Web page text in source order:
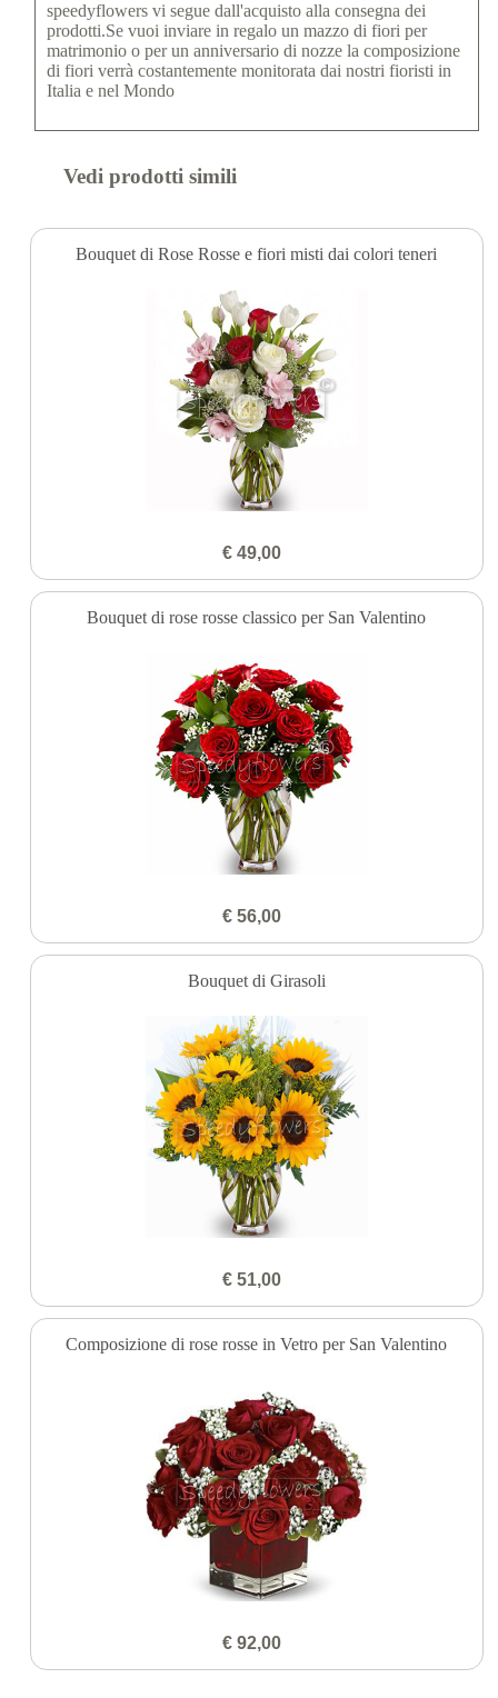
speedyflowers vi segue dall'acquisto alla consegna dei
prodotti.Se vuoi inviare in regalo un mazzo di fiori per
matrimonio o per un anniversario di nozze la composizione
di fiori verrà costantemente monitorata dai nostri fioristi in
Italia e nel Mondo
Vedi prodotti simili
Bouquet di Rose Rosse e fiori misti dai colori teneri
€ 49,00
Bouquet di rose rosse classico per San Valentino
€ 56,00
Bouquet di Girasoli
€ 51,00
Composizione di rose rosse in Vetro per San Valentino
€ 92,00